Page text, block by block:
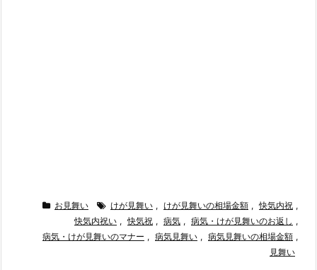
お見舞い けが見舞い , けが見舞いの相場金額 , 快気内祝 ,
快気内祝い , 快気祝 , 病気 , 病気・けが見舞いのお返し ,
病気・けが見舞いのマナー , 病気見舞い , 病気見舞いの相場金額 ,
見舞い